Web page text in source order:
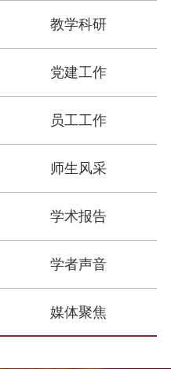
教学科研
党建工作
员工工作
师生风采
学术报告
学者声音
媒体聚焦